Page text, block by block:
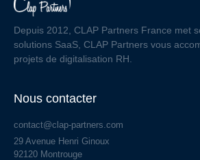
Depuis 2012, CLAP Partners France met
solutions SaaS, CLAP Partners vous
projets de digitalisation RH.
Nous contacter
contact@clap-partners.com
29 Avenue Henri Ginoux
92120 Montrouge